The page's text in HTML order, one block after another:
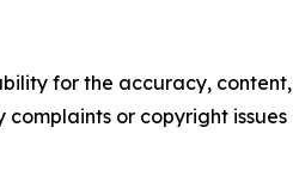
for the accuracy, content,
or copyright issues